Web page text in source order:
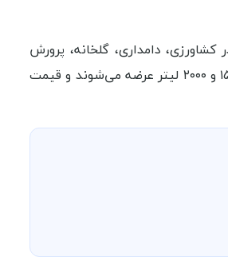
دامداری، گلخانه، پرورش
آبزیان و محیط‌های صنعتی است. مدل‌های موجود آذین الوند آسیا در ظرفیت‌های ۱۰۰، ۵۰۰، ۸۰۰، ۱۰۰۰، ۱۵۰۰ و ۲۰۰۰ لیتر عرضه می‌شوند و قیمت